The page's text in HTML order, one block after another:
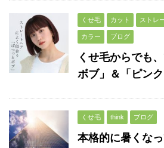
くせ毛 カット ストレ
カラー ブログ
くせ毛からでも
ボブ」＆「ピンク
くせ毛 think ブログ
本格的に暑くな